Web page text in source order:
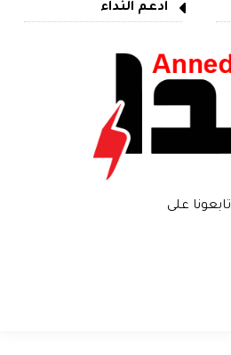
ادعم النداء
تابعونا على